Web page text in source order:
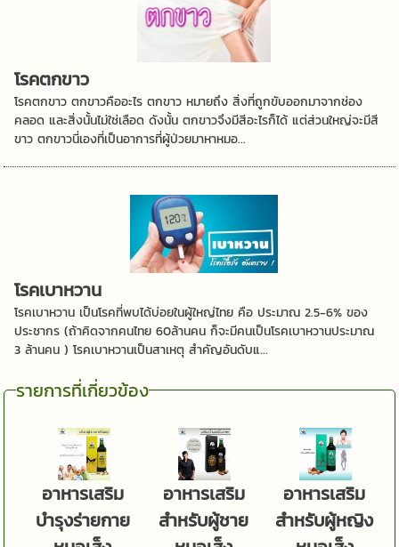
โรคตกขาว
โรคตกขาว ตกขาวคืออะไร ตกขาว หมายถึง สิ่งที่ถูกขับออกมาจากช่อง
คลอด และสิ่งนั้นไม่ใช่เลือด ดังนั้น ตกขาวจึงมีสีอะไรก็ได้ แต่ส่วนใหญ่จะมีสี
ขาว ตกขาวนี่เองที่เป็นอาการที่ผู้ป่วยมาหาหมอ...
โรคเบาหวาน
โรคเบาหวาน เป็นโรคที่พบได้บ่อยในผู้ใหญ่ไทย คือ ประมาณ 2.5-6% ของ
ประชากร (ถ้าคิดจากคนไทย 60ล้านคน ก็จะมีคนเป็นโรคเบาหวานประมาณ
3 ล้านคน ) โรคเบาหวานเป็นสาเหตุ สำคัญอันดับแ...
รายการที่เกี่ยวข้อง
อาหารเสริม
บำรุงร่ายกาย
อาหารเสริม
สำหรับผู้ชาย
อาหารเสริม
สำหรับผู้หญิง